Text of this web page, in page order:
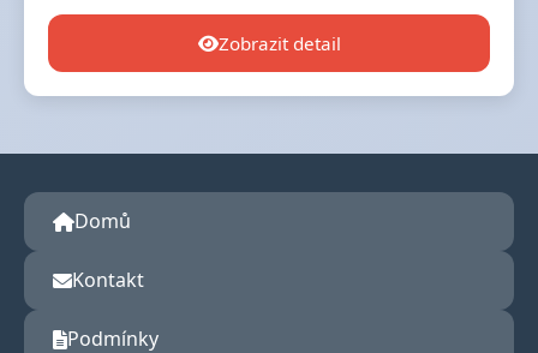
Zobrazit detail
Domů
Kontakt
Podmínky